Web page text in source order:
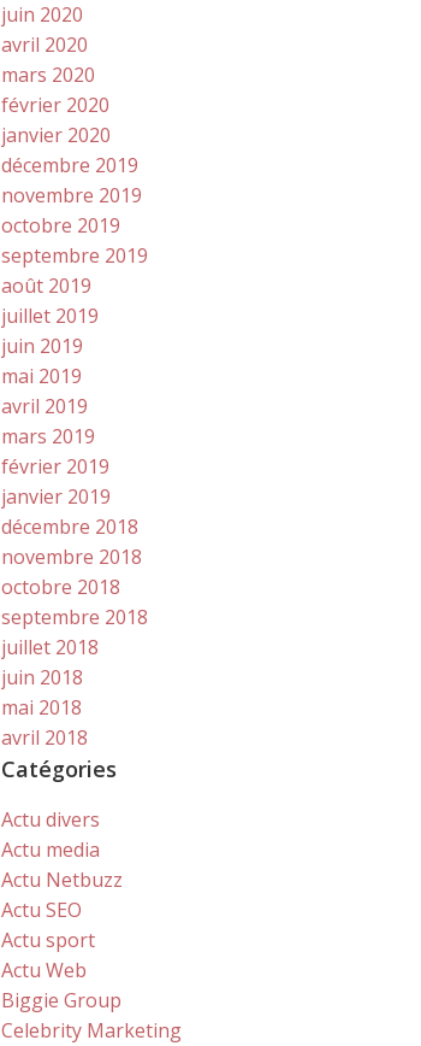
juin 2020
avril 2020
mars 2020
février 2020
janvier 2020
décembre 2019
novembre 2019
octobre 2019
septembre 2019
août 2019
juillet 2019
juin 2019
mai 2019
avril 2019
mars 2019
février 2019
janvier 2019
décembre 2018
novembre 2018
octobre 2018
septembre 2018
juillet 2018
juin 2018
mai 2018
avril 2018
Catégories
Actu divers
Actu media
Actu Netbuzz
Actu SEO
Actu sport
Actu Web
Biggie Group
Celebrity Marketing